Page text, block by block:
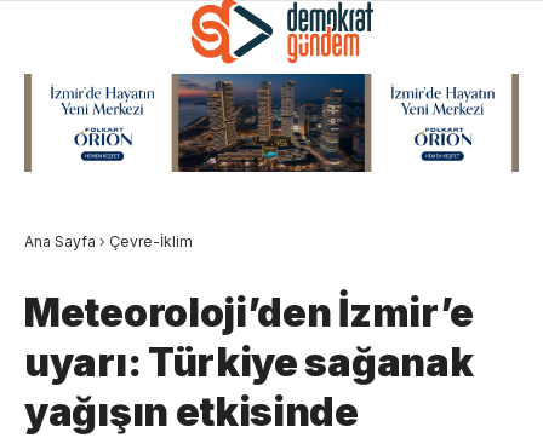
Ana Sayfa › Çevre-İklim
Meteoroloji’den İzmir’e
uyarı: Türkiye sağanak
yağışın etkisinde